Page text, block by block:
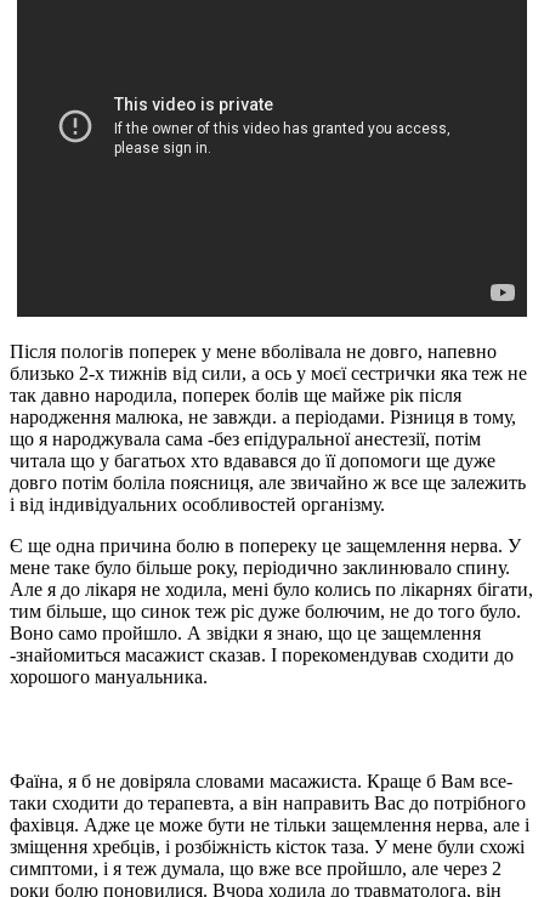
Після пологів поперек у мене вболівала не довго, напевно
близько 2-х тижнів від сили, а ось у моєї сестрички яка теж не
так давно народила, поперек болів ще майже рік після
народження малюка, не завжди. а періодами. Різниця в тому,
що я народжувала сама -без епідуральної анестезії, потім
читала що у багатьох хто вдавався до її допомоги ще дуже
довго потім боліла поясниця, але звичайно ж все ще залежить
і від індивідуальних особливостей організму.
Є ще одна причина болю в попереку це защемлення нерва. У
мене таке було більше року, періодично заклинювало спину.
Але я до лікаря не ходила, мені було колись по лікарнях бігати,
тим більше, що синок теж ріс дуже болючим, не до того було.
Воно само пройшло. А звідки я знаю, що це защемлення
-знайомиться масажист сказав. І порекомендував сходити до
хорошого мануальника.
Фаїна, я б не довіряла словами масажиста. Краще б Вам все-
таки сходити до терапевта, а він направить Вас до потрібного
фахівця. Адже це може бути не тільки защемлення нерва, але і
зміщення хребців, і розбіжність кісток таза. У мене були схожі
симптоми, і я теж думала, що вже все пройшло, але через 2
роки болю поновилися. Вчора ходила до травматолога, він